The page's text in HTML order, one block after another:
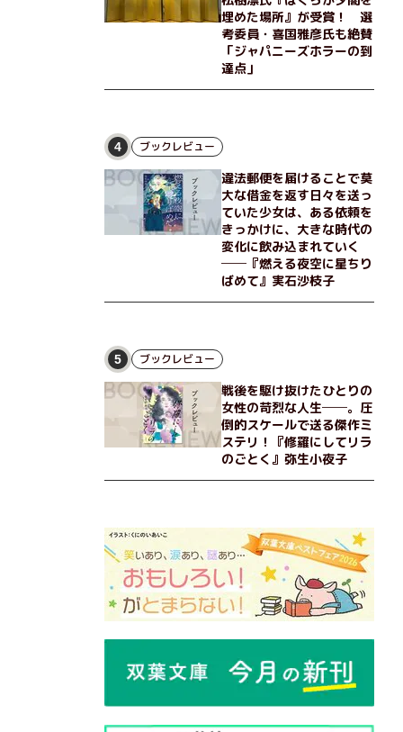
埋めた場所』が受賞！ 選
考委員・喜国雅彦氏も絶賛
「ジャパニーズホラーの到
達点」
4 ブックレビュー
違法郵便を届けることで莫
大な借金を返す日々を送っ
ていた少女は、ある依頼を
きっかけに、大きな時代の
変化に飲み込まれていく
──『燃える夜空に星ちり
ばめて』実石沙枝子
5 ブックレビュー
戦後を駆け抜けたひとりの
女性の苛烈な人生──。圧
倒的スケールで送る傑作ミ
ステリ！『修羅にしてリラ
のごとく』弥生小夜子